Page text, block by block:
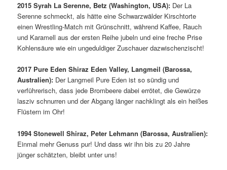
2015 Syrah La Serenne, Betz (Washington, USA): Der La
Serenne schmeckt, als hätte eine Schwarzwälder Kirschtorte
einen Wrestling-Match mit Grünschnitt, während Kaffee, Rauch
und Karamell aus der ersten Reihe jubeln und eine freche Prise
Kohlensäure wie ein ungeduldiger Zuschauer dazwischenzischt!
2017 Pure Eden Shiraz Eden Valley, Langmeil (Barossa,
Australien): Der Langmeil Pure Eden ist so sündig und
verführerisch, dass jede Brombeere dabei errötet, die Gewürze
lasziv schnurren und der Abgang länger nachklingt als ein heißes
Flüstern im Ohr!
1994 Stonewell Shiraz, Peter Lehmann (Barossa, Australien):
Einmal mehr Genuss pur! Und dass wir ihn bis zu 20 Jahre
jünger schätzten, bleibt unter uns!